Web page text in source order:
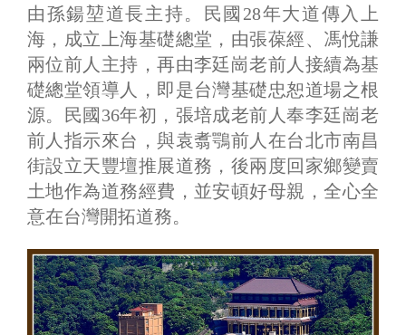
由孫鍚堃道長主持。民國28年大道傳入上
海，成立上海基礎總堂，由張葆經、馮悅謙
兩位前人主持，再由李廷崗老前人接續為基
礎總堂領導人，即是台灣基礎忠恕道場之根
源。民國36年初，張培成老前人奉李廷崗老
前人指示來台，與袁翥鶚前人在台北市南昌
街設立天豐壇推展道務，後兩度回家鄉變賣
土地作為道務經費，並安頓好母親，全心全
意在台灣開拓道務。